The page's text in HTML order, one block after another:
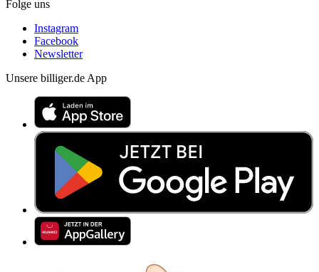
Folge uns
Instagram
Facebook
Newsletter
Unsere billiger.de App